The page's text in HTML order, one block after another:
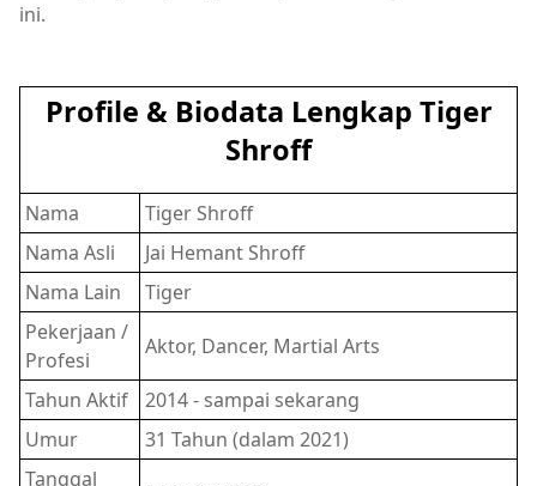
ini.
Profile & Biodata Lengkap Tiger
Shroff
Nama
Tiger Shroff
Nama Asli
Jai Hemant Shroff
Nama Lain
Tiger
Pekerjaan /
Profesi
Aktor, Dancer, Martial Arts
Tahun Aktif
2014 - sampai sekarang
Umur
31 Tahun (dalam 2021)
Tanggal